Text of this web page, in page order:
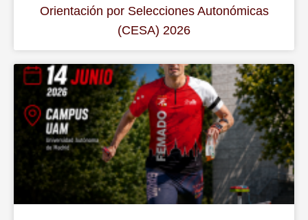
Orientación por Selecciones Autonómicas
(CESA) 2026